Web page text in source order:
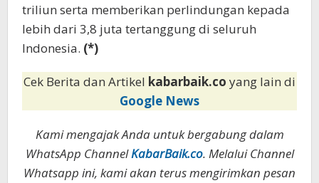
triliun serta memberikan perlindungan kepada
lebih dari 3,8 juta tertanggung di seluruh
Indonesia. (*)
Cek Berita dan Artikel kabarbaik.co yang lain di
Google News
Kami mengajak Anda untuk bergabung dalam
WhatsApp ChannelKabarBaik.co. Melalui Channel
Whatsapp ini, kami akan terus mengirimkan pesan